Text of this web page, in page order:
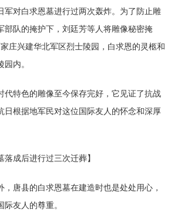
对白求恩墓进行过两次轰炸。为了防止雕
部队的掩护下，刘廷芳等人将雕像秘密掩
庄兴建华北军区烈士陵园，白求恩的灵柩和
园内。
特色的雕像至今保存完好，它见证了抗战
日根据地军民对这位国际友人的怀念和深厚
成后进行过三次迁葬】
唐县的白求恩墓在建造时也是处处用心，
友人的尊重。